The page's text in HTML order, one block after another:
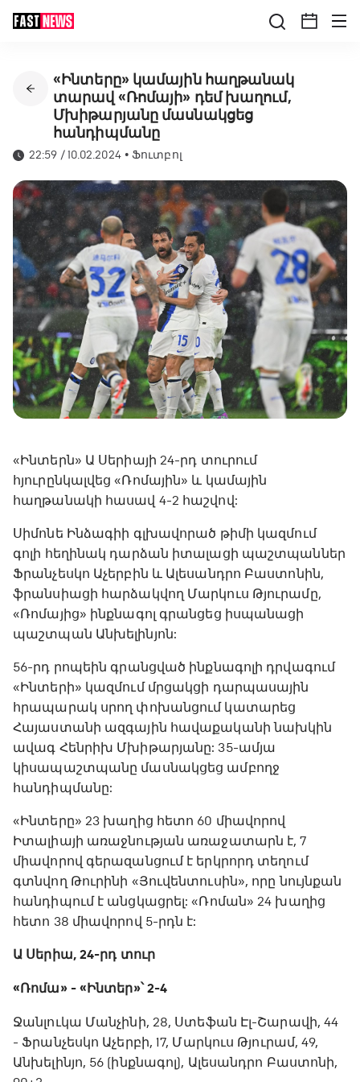
«Ինտերը» կամային հաղթանակ
տարավ «Ռոմայի» դեմ խաղում,
Մխիթարյանը մասնակցեց
հանդիպմանը
22:59 / 10.02.2024 •Ֆուտբոլ
«Ինտերն» Ա Սերիայի 24-րդ տուրում
հյուրընկալվեց «Ռոմային» և կամային
հաղթանակի հասավ 4-2 հաշվով:
Սիմոնե Ինձագիի գլխավորած թիմի կազմում
գոլի հեղինակ դարձան իտալացի պաշտպաններ
Ֆրանչեսկո Աչերբին և Ալեսանդրո Բաստոնին,
ֆրանսիացի հարձակվող Մարկուս Թյուրամը,
«Ռոմայից» ինքնագոլ գրանցեց իսպանացի
պաշտպան Անխելինյոն:
56-րդ րոպեին գրանցված ինքնագոլի դրվագում
«Ինտերի» կազմում մրցակցի դարպասային
հրապարակ սրող փոխանցում կատարեց
Հայաստանի ազգային հավաքականի նախկին
ավագ Հենրիխ Մխիթարյանը: 35-ամյա
կիսապաշտպանը մասնակցեց ամբողջ
հանդիպմանը:
«Ինտերը» 23 խաղից հետո 60 միավորով
Իտալիայի առաջնության առաջատարն է, 7
միավորով գերազանցում է երկրորդ տեղում
գտնվող Թուրինի «Յուվենտուսին», որը նույնքան
հանդիպում է անցկացրել: «Ռոման» 24 խաղից
հետո 38 միավորով 5-րդն է:
Ա Սերիա, 24-րդ տուր
«Ռոմա» - «Ինտեր»՝ 2-4
Ջանլուկա Մանչինի, 28, Ստեֆան Էլ-Շարավի, 44
- Ֆրանչեսկո Աչերբի, 17, Մարկուս Թյուրամ, 49,
Անխելինյո, 56 (ինքնագոլ), Ալեսանդրո Բաստոնի,